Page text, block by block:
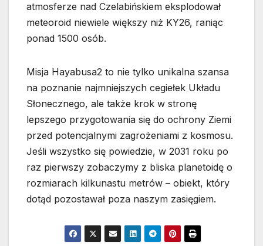
atmosferze nad Czelabińskiem eksplodował
meteoroid niewiele większy niż KY26, raniąc
ponad 1500 osób.
Misja Hayabusa2 to nie tylko unikalna szansa
na poznanie najmniejszych cegiełek Układu
Słonecznego, ale także krok w stronę
lepszego przygotowania się do ochrony Ziemi
przed potencjalnymi zagrożeniami z kosmosu.
Jeśli wszystko się powiedzie, w 2031 roku po
raz pierwszy zobaczymy z bliska planetoidę o
rozmiarach kilkunastu metrów – obiekt, który
dotąd pozostawał poza naszym zasięgiem.